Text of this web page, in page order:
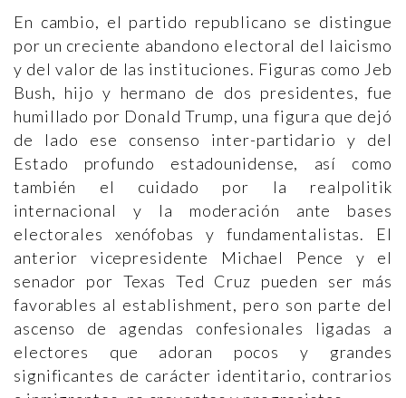
En cambio, el partido republicano se distingue
por un creciente abandono electoral del laicismo
y del valor de las instituciones. Figuras como Jeb
Bush, hijo y hermano de dos presidentes, fue
humillado por Donald Trump, una figura que dejó
de lado ese consenso inter-partidario y del
Estado profundo estadounidense, así como
también el cuidado por la realpolitik
internacional y la moderación ante bases
electorales xenófobas y fundamentalistas. El
anterior vicepresidente Michael Pence y el
senador por Texas Ted Cruz pueden ser más
favorables al establishment, pero son parte del
ascenso de agendas confesionales ligadas a
electores que adoran pocos y grandes
significantes de carácter identitario, contrarios